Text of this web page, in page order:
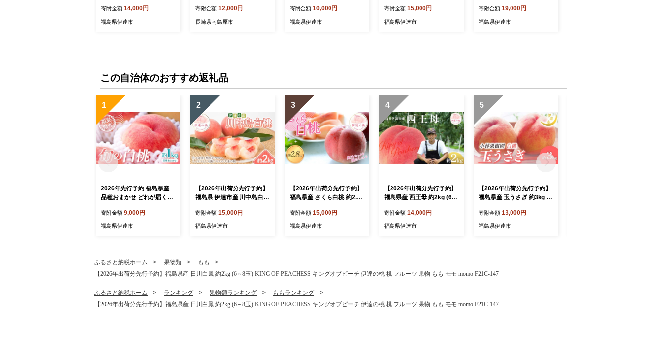
キングオブピーチ 伊達の桃
桃 フルーツ 果物 もも モモ
寄附金額 14,000円
福島県伊達市
ももか / 桃 もも フルーツ 果
物 もも 桃 フルーツ 果物 ピ
寄附金額 12,000円
長崎県南島原市
まきうさぎ株式会社 伊達の
桃 桃 フルーツ 果物 もも モ
寄附金額 10,000円
福島県伊達市
まきうさぎ株式会社 伊達の
桃 桃 フルーツ 果物 もも モ
寄附金額 15,000円
福島県伊達市
種まきうさぎ株式会社 伊達
の桃 桃 フルーツ 果物 もも
寄附金額 19,000円
福島県伊達市
この自治体のおすすめ返礼品
1
2026年先行予約 福島県産
品種おまかせ どれが届くか
数量限定 期間限定 桃 もも
モモ 果物 くだもの フルー
寄附金額 9,000円
福島県伊達市
2
【2026年出荷分先行予約】
福島県 伊達市産 川中島白桃
ぎ株式会社 伊達の桃 桃 フ
ルーツ 果物 もも モモ mom
寄附金額 15,000円
福島県伊達市
3
【2026年出荷分先行予約】
福島県産 さくら白桃 約2.8
伊達の桃 桃 フルーツ 果物
もも モモ momo F20C-912
寄附金額 15,000円
福島県伊達市
4
【2026年出荷分先行予約】
福島県産 西王母 約2kg (6～
キングオブピーチ 伊達の桃
桃 フルーツ 果物 もも モモ
寄附金額 14,000円
福島県伊達市
5
【2026年出荷分先行予約】
福島県産 玉うさぎ 約3kg (8
桃 桃 フルーツ 果物 もも モ
モ momo F21C-010
寄附金額 13,000円
福島県伊達市
ふるさと納税ホーム 果物類
もも
【2026年出荷分先行予約】福島県産 日川白鳳 約2kg (6～8玉) KING OF PEACHESS キングオブピーチ 伊達の桃 桃 フルーツ 果物 もも モモ momo F21C-147
ふるさと納税ホーム ランキング 果物類ランキング
ももランキング
【2026年出荷分先行予約】福島県産 日川白鳳 約2kg (6～8玉) KING OF PEACHESS キングオブピーチ 伊達の桃 桃 フルーツ 果物 もも モモ momo F21C-147